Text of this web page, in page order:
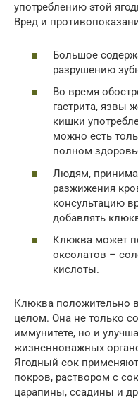
употреблению этой
Вред и
Большое
разрушению
Во время
гастрита, язвы
кишки
можно есть
полном
Людям,
разжижения
консультацию
добавлять
Клюква может
оксолатов –
кислоты.
Клюква положительно
целом. Она не только
иммунитете, но и
жизненноважных
Ягодный сок
покров, раствором с
царапины, ссадины и